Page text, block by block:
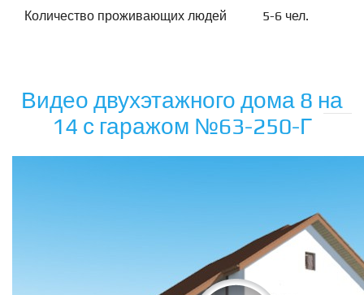
Количество проживающих людей 5-6 чел.
Видео двухэтажного дома 8 на
14 с гаражом №63-250-Г